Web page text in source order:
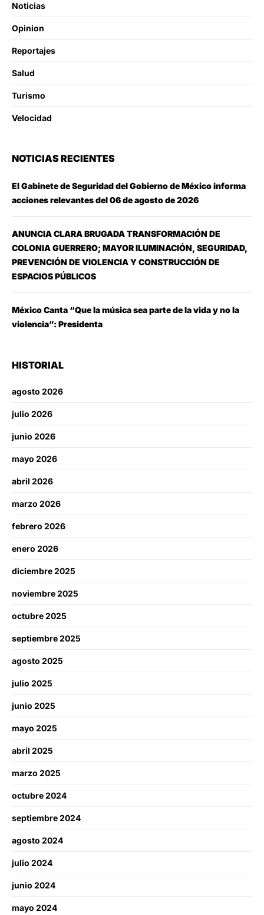
Noticias
Opinion
Reportajes
Salud
Turismo
Velocidad
NOTICIAS RECIENTES
El Gabinete de Seguridad del Gobierno de México informa
acciones relevantes del 06 de agosto de 2026
ANUNCIA CLARA BRUGADA TRANSFORMACIÓN DE
COLONIA GUERRERO; MAYOR ILUMINACIÓN, SEGURIDAD,
PREVENCIÓN DE VIOLENCIA Y CONSTRUCCIÓN DE
ESPACIOS PÚBLICOS
México Canta “Que la música sea parte de la vida y no la
violencia”: Presidenta
HISTORIAL
agosto 2026
julio 2026
junio 2026
mayo 2026
abril 2026
marzo 2026
febrero 2026
enero 2026
diciembre 2025
noviembre 2025
octubre 2025
septiembre 2025
agosto 2025
julio 2025
junio 2025
mayo 2025
abril 2025
marzo 2025
octubre 2024
septiembre 2024
agosto 2024
julio 2024
junio 2024
mayo 2024